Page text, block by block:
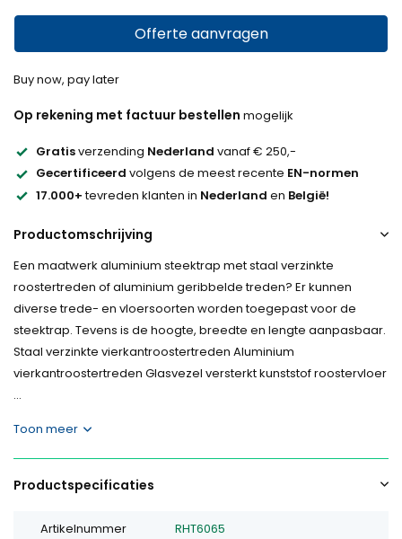
Offerte aanvragen
Buy now, pay later
Op rekening met factuur bestellen mogelijk
Gratisverzending Nederland vanaf € 250,-
Gecertificeerd volgens de meest recente EN-normen
17.000+tevreden klanten in Nederland en België!
Productomschrijving
Een maatwerk aluminium steektrap met staal verzinkte
roostertreden of aluminium geribbelde treden? Er kunnen
diverse trede- en vloersoorten worden toegepast voor de
steektrap. Tevens is de hoogte, breedte en lengte aanpasbaar.
Staal verzinkte vierkantroostertreden Aluminium
vierkantroostertreden Glasvezel versterkt kunststof roostervloer
...
Toon meer
Productspecificaties
Artikelnummer RHT6065